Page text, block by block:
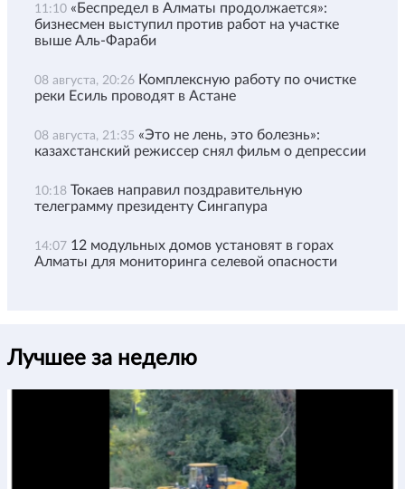
11:10 «Беспредел в Алматы продолжается»:
бизнесмен выступил против работ на участке
выше Аль-Фараби
08 августа, 20:26 Комплексную работу по очистке
реки Есиль проводят в Астане
08 августа, 21:35 «Это не лень, это болезнь»:
казахстанский режиссер снял фильм о депрессии
10:18 Токаев направил поздравительную
телеграмму президенту Сингапура
14:07 12 модульных домов установят в горах
Алматы для мониторинга селевой опасности
Лучшее за неделю